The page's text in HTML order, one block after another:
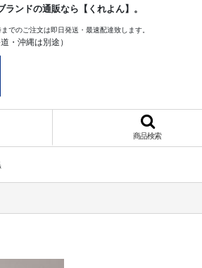
ンドの通販なら【くれよん】。
でのご注文は即日発送・最速配達致します。
・沖縄は別途）
商品検索